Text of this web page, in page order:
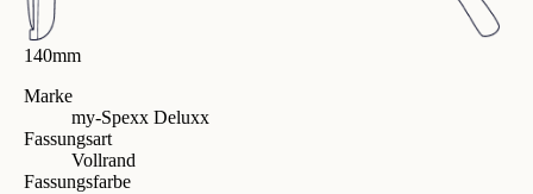
140mm
Marke
my-Spexx Deluxx
Fassungsart
Vollrand
Fassungsfarbe